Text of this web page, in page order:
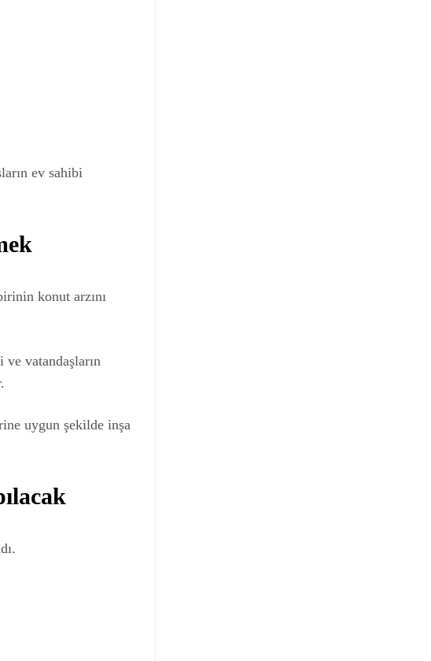
ev sahibi
konut arzını
vatandaşların
uygun şekilde inşa